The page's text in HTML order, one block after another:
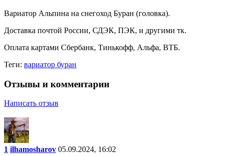
Вариатор Альпина на снегоход Буран (головка).
Доставка почтой России, СДЭК, ПЭК, и другими тк.
Оплата картами Сбербанк, Тинькофф, Альфа, ВТБ.
Теги: вариатор буран
Отзывы и комментарии
Написать отзыв
1 ilhamosharov 05.09.2024, 16:02